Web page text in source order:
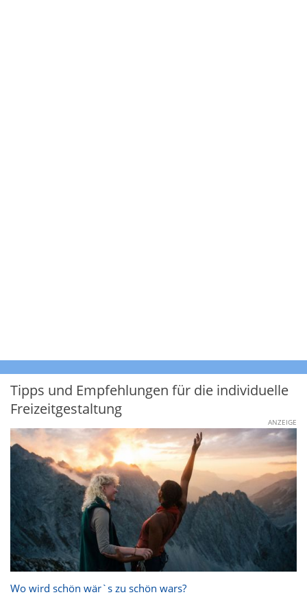
Tipps und Empfehlungen für die individuelle
Freizeitgestaltung
ANZEIGE
Wo wird schön wär`s zu schön wars?